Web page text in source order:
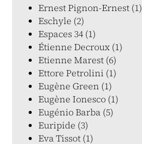
Ernest Pignon-Ernest (1)
Eschyle (2)
Espaces 34 (1)
Étienne Decroux (1)
Etienne Marest (6)
Ettore Petrolini (1)
Eugène Green (1)
Eugène Ionesco (1)
Eugénio Barba (5)
Euripide (3)
Eva Tissot (1)